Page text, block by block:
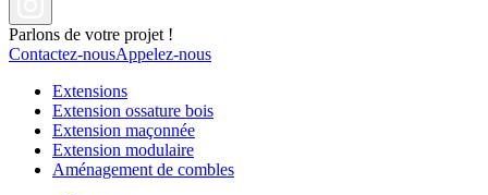
Parlons de votre projet !
Contactez-nousAppelez-nous
Extensions
Extension ossature bois
Extension maçonnée
Extension modulaire
Aménagement de combles